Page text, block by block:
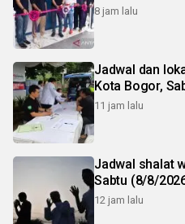
8 jam lalu
Jadwal dan
Kota Bogor,
11 jam lalu
Jadwal shalat
Sabtu (8/8/
12 jam lalu